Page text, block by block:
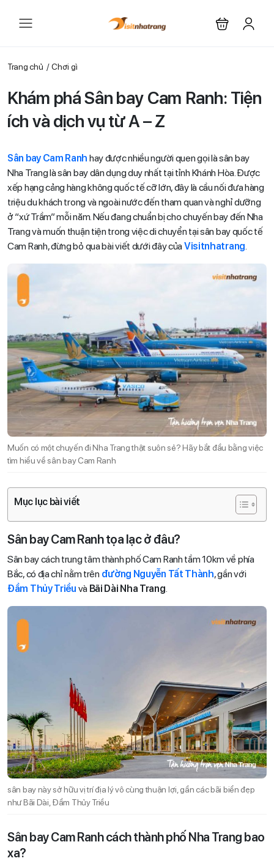
Trang chủ Chơi gì
Khám phá Sân bay Cam Ranh: Tiện
ích và dịch vụ từ A – Z
Sân bay Cam Ranh hay được nhiều người quen gọi là sân bay
Nha Trang là sân bay dân dụng duy nhất tại tỉnh Khánh Hòa. Được
xếp hạng cảng hàng không quốc tế cỡ lớn, đây là cầu nối đưa hàng
triệu du khách trong và ngoài nước đến tham quan và nghỉ dưỡng
ở “xứ Trầm” mỗi năm. Nếu đang chuẩn bị cho chuyến bay đến Nha
Trang và muốn thuận tiện trong việc di chuyển tại sân bay quốc tế
Cam Ranh, đừng bỏ qua bài viết dưới đây của Visitnhatrang.
Muốn có một chuyến đi Nha Trang thật suôn sẻ? Hãy bắt đầu bằng việc
tìm hiểu về sân bay Cam Ranh
Mục lục bài viết
Sân bay Cam Ranh tọa lạc ở đâu?
Sân bay cách trung tâm thành phố Cam Ranh tầm 10km về phía
Bắc, có địa chỉ nằm trên đường Nguyễn Tất Thành, gần với
Đầm Thủy Triều và Bãi Dài Nha Trang
sân bay này sở hữu vị trí địa lý vô cùng thuận lợi, gần các bãi biển đẹp
như Bãi Dài, Đầm Thủy Triều
Sân bay Cam Ranh cách thành phố Nha Trang bao
xa?